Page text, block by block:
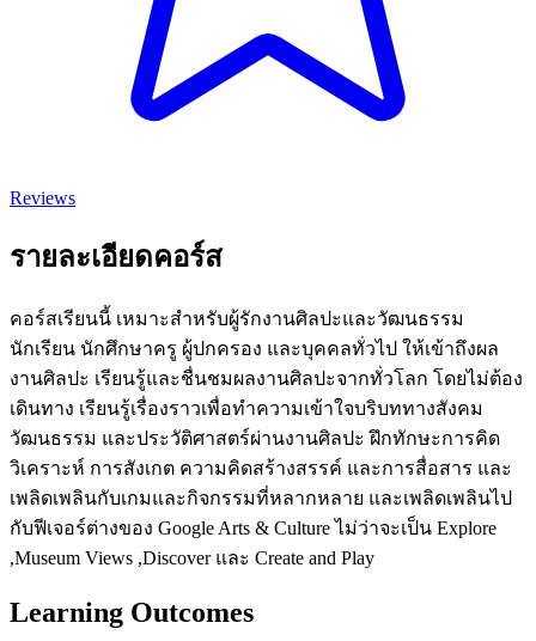
Reviews
รายละเอียดคอร์ส
คอร์สเรียนนี้ เหมาะสำหรับผู้รักงานศิลปะและวัฒนธรรม
นักเรียน นักศึกษาครู ผู้ปกครอง และบุคคลทั่วไป ให้เข้าถึงผล
งานศิลปะ เรียนรู้และชื่นชมผลงานศิลปะจากทั่วโลก โดยไม่ต้อง
เดินทาง เรียนรู้เรื่องราวเพื่อทำความเข้าใจบริบททางสังคม
วัฒนธรรม และประวัติศาสตร์ผ่านงานศิลปะ ฝึกทักษะการคิด
วิเคราะห์ การสังเกต ความคิดสร้างสรรค์ และการสื่อสาร และ
เพลิดเพลินกับเกมและกิจกรรมที่หลากหลาย และเพลิดเพลินไป
กับฟีเจอร์ต่างของ Google Arts & Culture ไม่ว่าจะเป็น Explore
,Museum Views ,Discover และ Create and Play
Learning Outcomes